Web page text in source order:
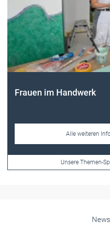
Frauen im Handwerk
Alle weiteren
Unsere Themen-